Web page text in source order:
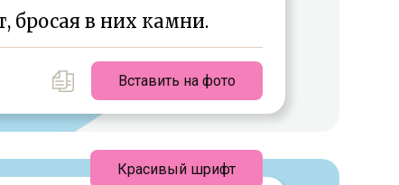
бросая в них камни.
Вставить на фото
Красивый шрифт